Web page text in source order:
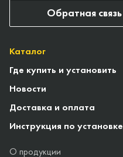
Каталог
Где купить и установить
Новости
Доставка и оплата
Инструкция по установке
О продукции
Обратная связь